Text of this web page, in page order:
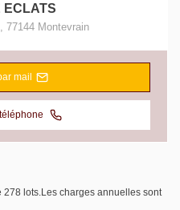
ECLATS
77144 Montevrain
mail
lots.Les charges annuelles sont